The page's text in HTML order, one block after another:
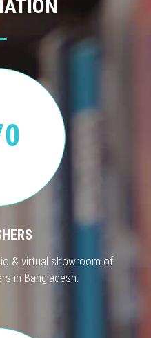
& virtual showroom of
in Bangladesh.